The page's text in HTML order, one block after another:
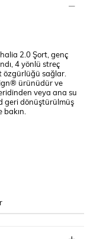
2.0 Şort, genç
4 yönlü streç
özgürlüğü sağlar.
ürünüdür ve
veya ana su
geri dönüştürülmüş
bakın.